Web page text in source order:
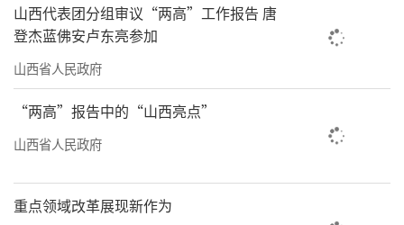
山西代表团分组审议“两高”工作报告 唐
登杰蓝佛安卢东亮参加
山西省人民政府
“两高”报告中的“山西亮点”
山西省人民政府
重点领域改革展现新作为